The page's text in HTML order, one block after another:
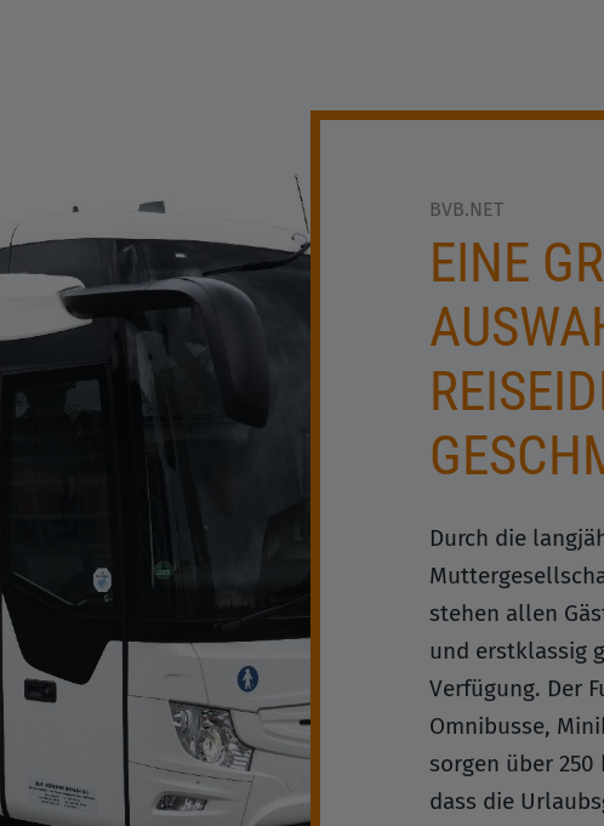
BVB.NET
EINE
Durch die
stehen allen
und erstklassig
Verfügung. Der
Omnibusse,
sorgen über
dass die